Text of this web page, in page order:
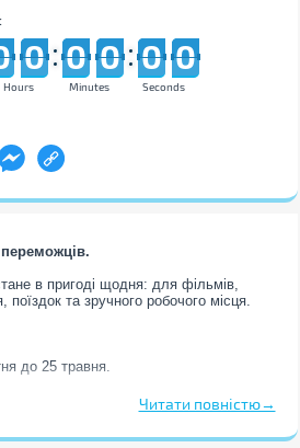
Hours
9
9
0
0
Minutes
9
9
0
0 9
9
0
0
Seconds
9
9
0
0 9
9
0
0
в пригоді щодня: для фільмів,
та зручного робочого місця.
до 25 травня.
Читати повністю→